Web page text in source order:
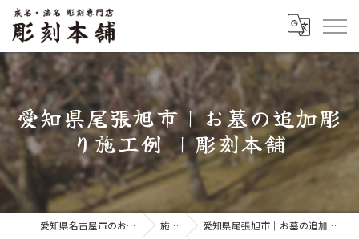
愛知県尾張旭市｜お墓の追加彫
り施工例 ｜彫刻本舗
愛知県名古屋市のお墓なら彫刻本舗 施工例 愛知県尾張旭市｜お墓の追加彫り施工例 ｜彫刻本舗